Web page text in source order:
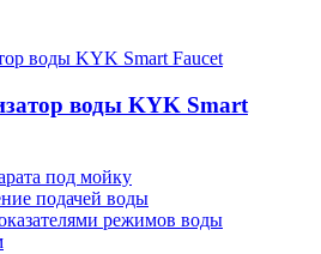
воды KYK Smart
под мойку
подачей воды
режимов воды